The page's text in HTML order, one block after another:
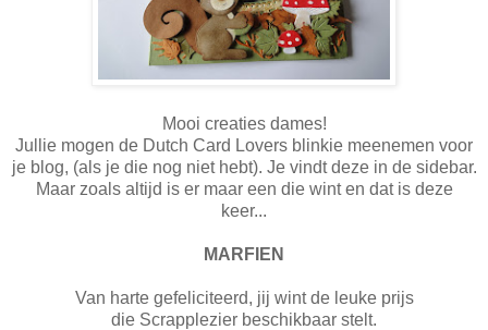
Mooi creaties dames!
Jullie mogen de Dutch Card Lovers blinkie meenemen voor
je blog, (als je die nog niet hebt). Je vindt deze in de sidebar.
Maar zoals altijd is er maar een die wint en dat is deze
keer...
MARFIEN
Van harte gefeliciteerd, jij wint de leuke prijs
die Scrapplezier beschikbaar stelt.